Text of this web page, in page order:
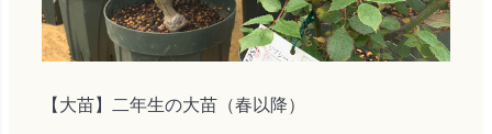
【大苗】二年生の大苗（春以降）